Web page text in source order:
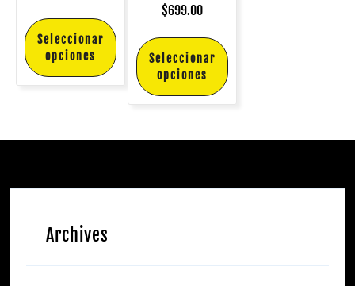
Seleccionar
opciones
$699.00
Seleccionar
opciones
Archives